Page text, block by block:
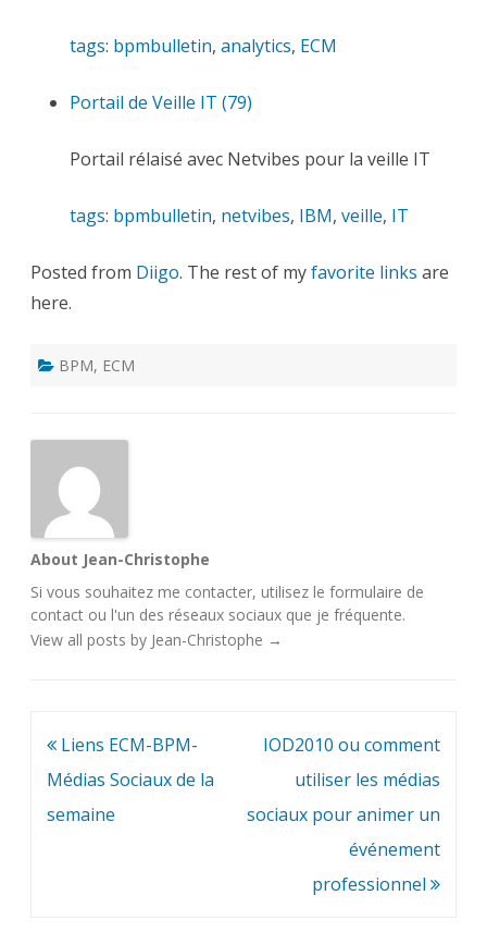
tags: bpmbulletin, analytics, ECM
Portail de Veille IT (79)
Portail rélaisé avec Netvibes pour la veille IT
tags: bpmbulletin, netvibes, IBM, veille, IT
Posted from Diigo. The rest of myfavorite links are
here.
BPM, ECM
About Jean-Christophe
Si vous souhaitez me contacter, utilisez le formulaire de
contact ou l'un des réseaux sociaux que je fréquente.
View all posts by Jean-Christophe →
Navigation
de
l’article
Liens ECM-BPM-
Médias Sociaux de la
semaine
IOD2010 ou comment
utiliser les médias
sociaux pour animer un
événement
professionnel